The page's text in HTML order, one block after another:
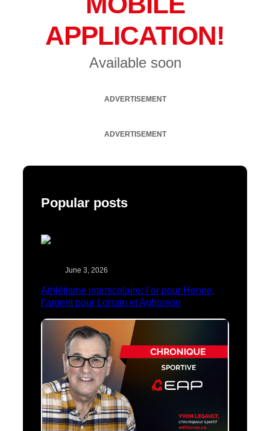
APPLICATION!
Available soon
ADVERTISEMENT
ADVERTISEMENT
Popular posts
June 3, 2026
Athlétisme interscolaire: l’or pour Henrie,
l’argent pour Lorrain et Aghomon